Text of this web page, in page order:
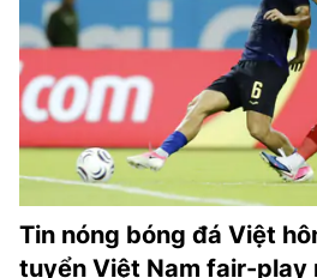
Tin nóng bóng đá Việt
tuyển Việt Nam fair-play